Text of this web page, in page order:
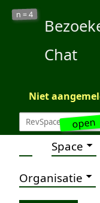
open
n =4
Chat
Niet
Space
Organisatie